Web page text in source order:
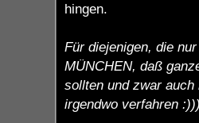
hingen.
Für diejenigen, die
MÜNCHEN, daß
sollten und zwar
irgendwo verfahren